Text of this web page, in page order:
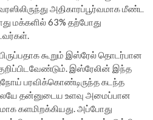
அதிகாரப்பூர்வமாக மீண்ட
மக்களில் 63% தற்போது
கூறும் இஸ்ரேல் தொடர்பான
இஸ்ரேலின் இந்த
பரவிக்கொண்டிருந்த கடந்த
தன்னுடைய உளவு அமைப்பான
களமிறக்கியது. அப்போது